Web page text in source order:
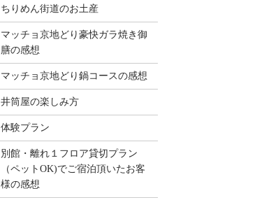
ちりめん街道のお土産
マッチョ京地どり豪快ガラ焼き御
膳の感想
マッチョ京地どり鍋コースの感想
井筒屋の楽しみ方
体験プラン
別館・離れ１フロア貸切プラン
（ペットOK)でご宿泊頂いたお客
様の感想